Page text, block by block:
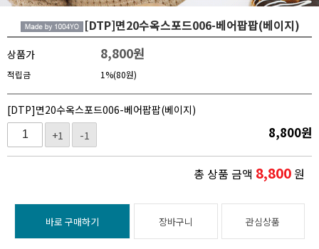
[DTP]면20수옥스포드006-베어팝팝(베이지)
상품가 8,800원
적립금 1%(80원)
[DTP]면20수옥스포드006-베어팝팝(베이지)
+1
-1 8,800원
총 상품 금액 8,800원
바로 구매하기 장바구니 관심상품